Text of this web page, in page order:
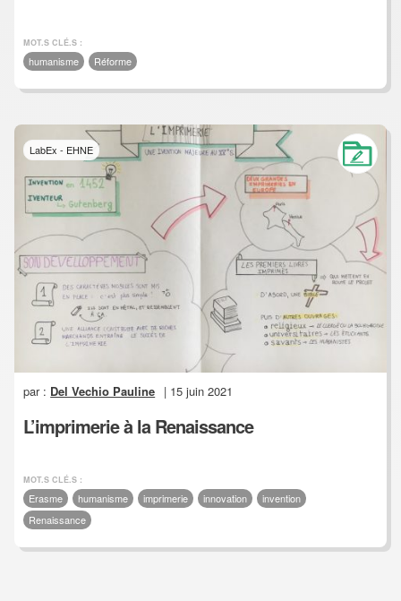
MOT.S CLÉ.S :
humanisme Réforme
LabEx - EHNE
par : Del Vechio Pauline | 15 juin 2021
L’imprimerie à la Renaissance
MOT.S CLÉ.S :
Erasme humanisme imprimerie innovation
invention
Renaissance